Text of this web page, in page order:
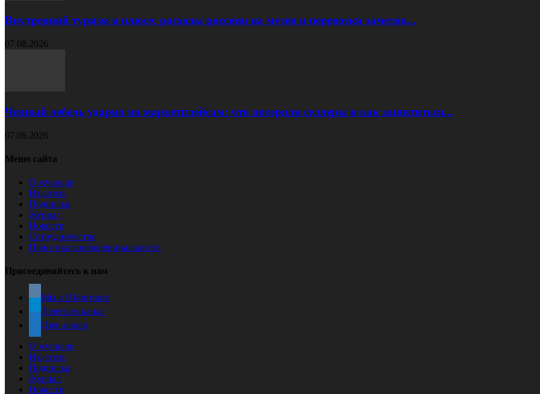
Внутренний туризм в плюсе: расходы россиян на музеи и перевозки заметно...
07.08.2026
Черный лебедь ударил по маркетплейсам: что потеряли селлеры и как защититься...
07.08.2026
Меню сайта
О журнале
Издатель
Подписка
Журнал
Новости
Сотрудничество
Политика конфиденциальности
Присоединяйтесь к нам
Мы в ВКонтакте
Телеграм канал
Дзен-канал
О журнале
Издатель
Подписка
Журнал
Новости